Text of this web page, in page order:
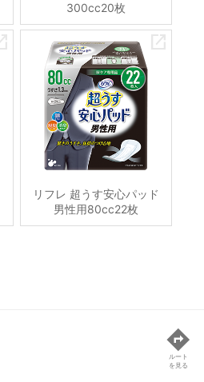
300cc20枚
リフレ 超うす安心パッド
男性用80cc22枚
ルート
を見る